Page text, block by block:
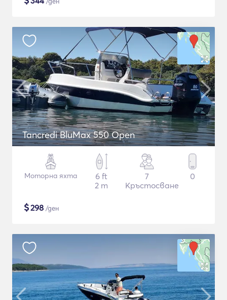
Tancredi BluMax 550 Open
Моторна яхта
6 ft
2 m
7
Кръстосване
0
$298 /ден